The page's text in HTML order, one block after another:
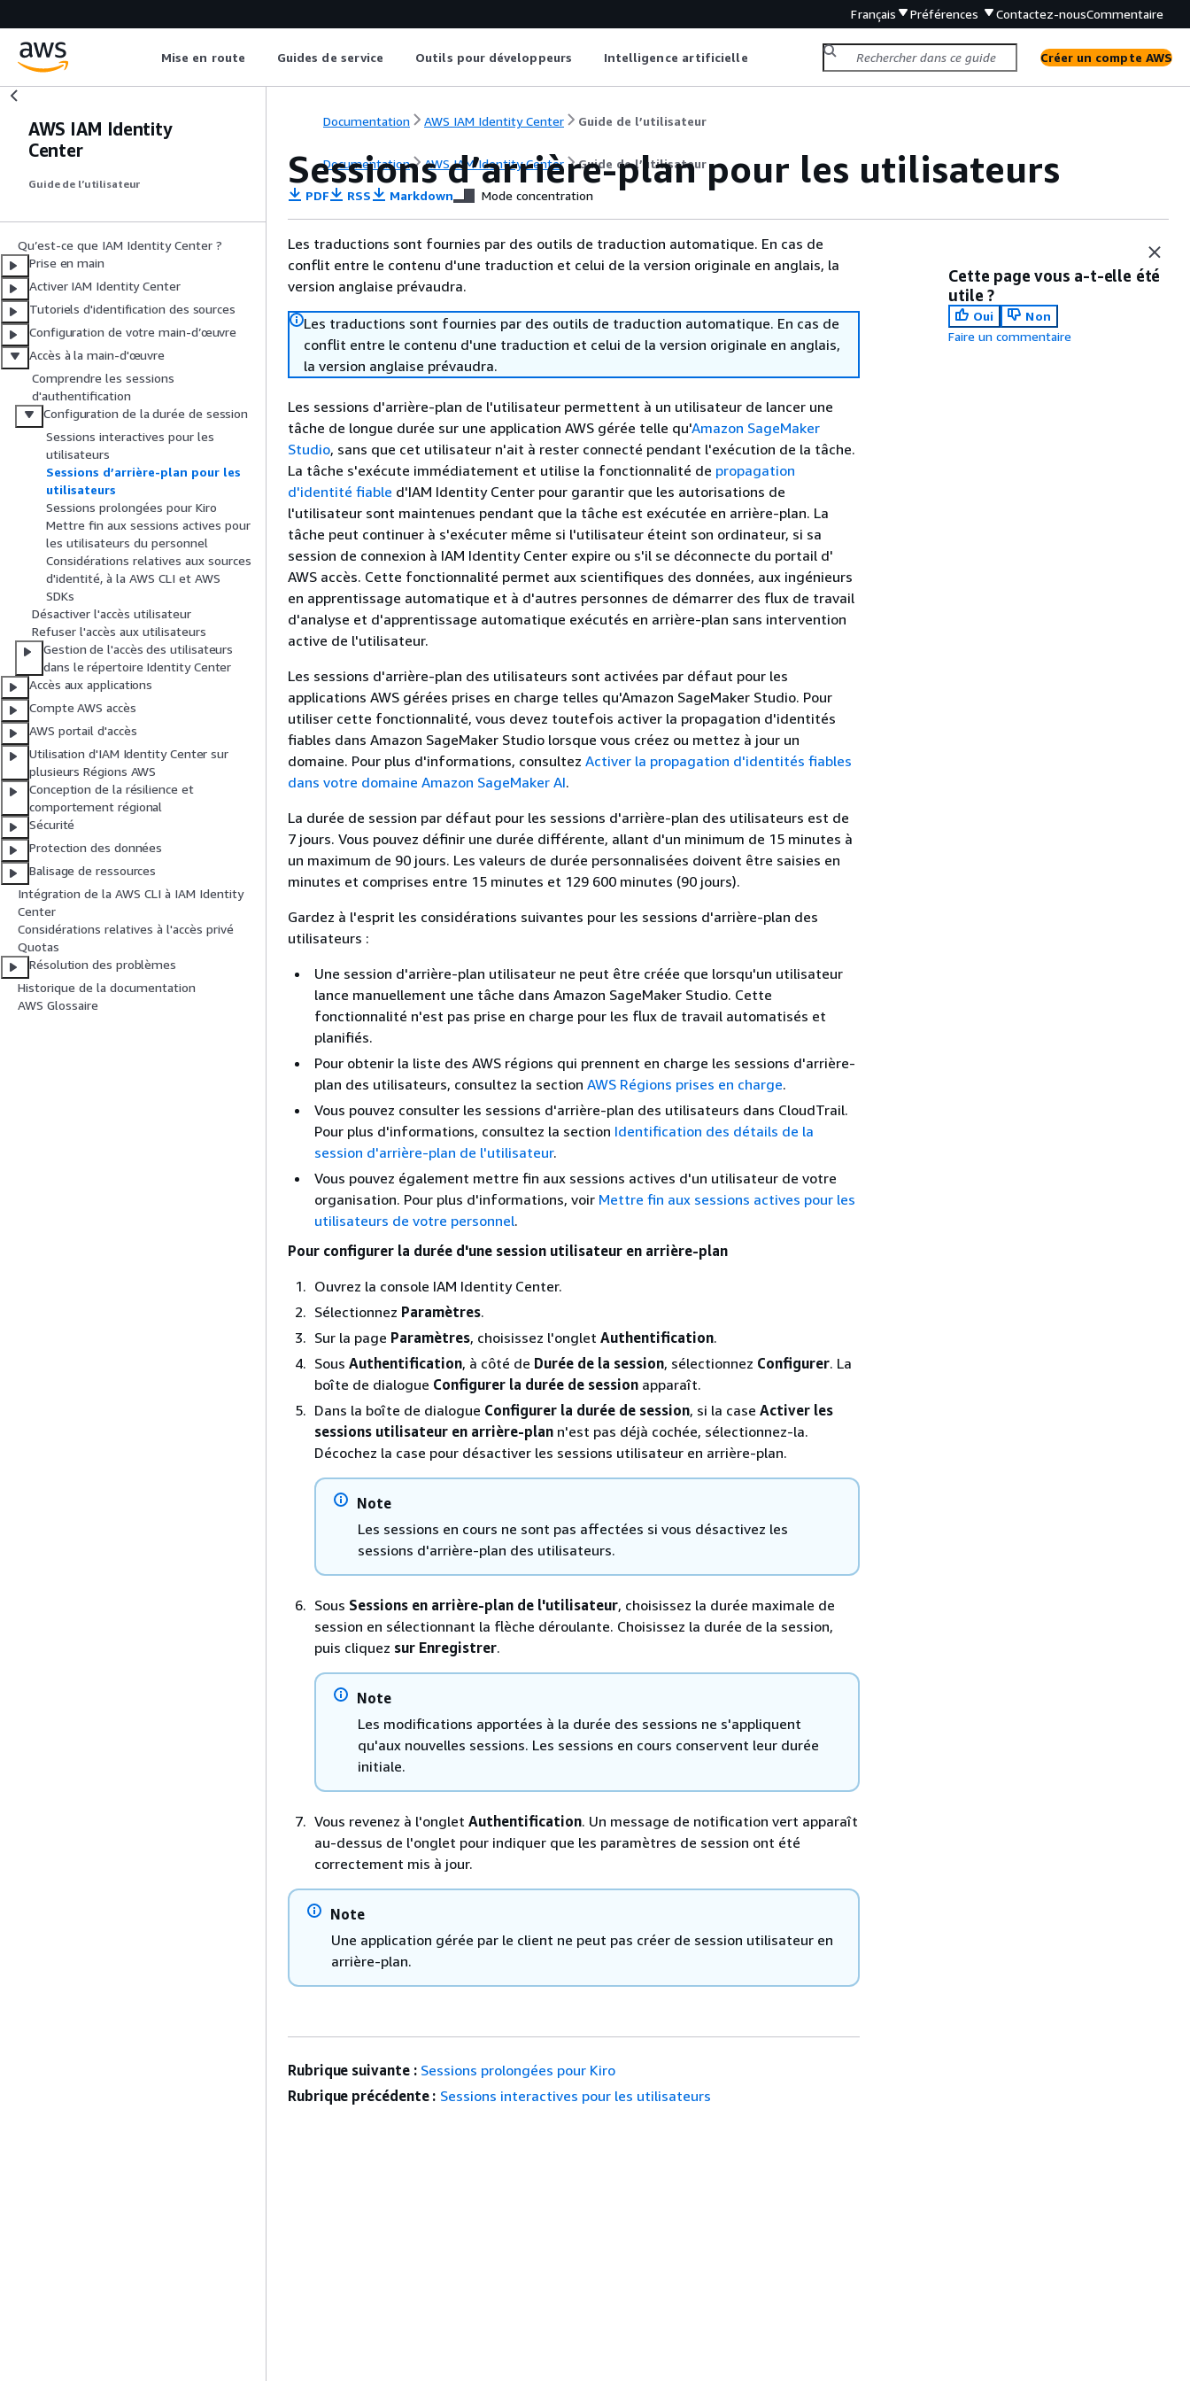
Français Préférences Contactez-nousCommentaire
Mise en route Guides de service Outils pour développeurs Intelligence artificielle Créer un compte AWS
AWS IAM Identity
Center
Guide de l’utilisateur
Qu’est-ce que IAM Identity Center ?
Prise en main
Activer IAM Identity Center
Tutoriels d'identification des sources
Configuration de votre main-d’œuvre
Accès à la main-d'œuvre
Comprendre les sessions
d'authentification
Configuration de la durée de session
Sessions interactives pour les
utilisateurs
Sessions d’arrière-plan pour les
utilisateurs
Sessions prolongées pour Kiro
Mettre fin aux sessions actives pour
les utilisateurs du personnel
Considérations relatives aux sources
d'identité, à la AWS CLI et AWS
SDKs
Désactiver l'accès utilisateur
Refuser l'accès aux utilisateurs
Gestion de l'accès des utilisateurs
dans le répertoire Identity Center
Accès aux applications
Compte AWS accès
AWS portail d'accès
Utilisation d'IAM Identity Center sur
plusieurs Régions AWS
Conception de la résilience et
comportement régional
Sécurité
Protection des données
Balisage de ressources
Intégration de la AWS CLI à IAM Identity
Center
Considérations relatives à l'accès privé
Quotas
Résolution des problèmes
Historique de la documentation
AWS Glossaire
Documentation AWS IAM Identity Center Guide de l’utilisateur
Documentation AWS IAM Identity Center Guide de l’utilisateur
Sessions d’arrière-plan pour les utilisateurs
PDF RSS Markdown Mode concentration
Les traductions sont fournies par des outils de traduction automatique. En cas de
conflit entre le contenu d'une traduction et celui de la version originale en anglais, la
version anglaise prévaudra.
Les traductions sont fournies par des outils de traduction automatique. En cas de
conflit entre le contenu d'une traduction et celui de la version originale en anglais,
la version anglaise prévaudra.
Les sessions d'arrière-plan de l'utilisateur permettent à un utilisateur de lancer une
tâche de longue durée sur une application AWS gérée telle qu'Amazon SageMaker
Studio, sans que cet utilisateur n'ait à rester connecté pendant l'exécution de la tâche.
La tâche s'exécute immédiatement et utilise la fonctionnalité de propagation
d'identité fiable d'IAM Identity Center pour garantir que les autorisations de
l'utilisateur sont maintenues pendant que la tâche est exécutée en arrière-plan. La
tâche peut continuer à s'exécuter même si l'utilisateur éteint son ordinateur, si sa
session de connexion à IAM Identity Center expire ou s'il se déconnecte du portail d'
AWS accès. Cette fonctionnalité permet aux scientifiques des données, aux ingénieurs
en apprentissage automatique et à d'autres personnes de démarrer des flux de travail
d'analyse et d'apprentissage automatique exécutés en arrière-plan sans intervention
active de l'utilisateur.
Les sessions d'arrière-plan des utilisateurs sont activées par défaut pour les
applications AWS gérées prises en charge telles qu'Amazon SageMaker Studio. Pour
utiliser cette fonctionnalité, vous devez toutefois activer la propagation d'identités
fiables dans Amazon SageMaker Studio lorsque vous créez ou mettez à jour un
domaine. Pour plus d'informations, consultez Activer la propagation d'identités fiables
dans votre domaine Amazon SageMaker AI.
La durée de session par défaut pour les sessions d'arrière-plan des utilisateurs est de
7 jours. Vous pouvez définir une durée différente, allant d'un minimum de 15 minutes à
un maximum de 90 jours. Les valeurs de durée personnalisées doivent être saisies en
minutes et comprises entre 15 minutes et 129 600 minutes (90 jours).
Gardez à l'esprit les considérations suivantes pour les sessions d'arrière-plan des
utilisateurs :
Une session d'arrière-plan utilisateur ne peut être créée que lorsqu'un utilisateur
lance manuellement une tâche dans Amazon SageMaker Studio. Cette
fonctionnalité n'est pas prise en charge pour les flux de travail automatisés et
planifiés.
Pour obtenir la liste des AWS régions qui prennent en charge les sessions d'arrière-
plan des utilisateurs, consultez la section AWS Régions prises en charge.
Vous pouvez consulter les sessions d'arrière-plan des utilisateurs dans CloudTrail.
Pour plus d'informations, consultez la section Identification des détails de la
session d'arrière-plan de l'utilisateur.
Vous pouvez également mettre fin aux sessions actives d'un utilisateur de votre
organisation. Pour plus d'informations, voir Mettre fin aux sessions actives pour les
utilisateurs de votre personnel.
Pour configurer la durée d'une session utilisateur en arrière-plan
Ouvrez la console IAM Identity Center.
Sélectionnez Paramètres.
Sur la page Paramètres, choisissez l'onglet Authentification.
Sous Authentification, à côté de Durée de la session, sélectionnez Configurer. La
boîte de dialogue Configurer la durée de session apparaît.
Dans la boîte de dialogue Configurer la durée de session, si la case Activer les
sessions utilisateur en arrière-plan n'est pas déjà cochée, sélectionnez-la.
Décochez la case pour désactiver les sessions utilisateur en arrière-plan.
Note
Les sessions en cours ne sont pas affectées si vous désactivez les
sessions d'arrière-plan des utilisateurs.
Sous Sessions en arrière-plan de l'utilisateur, choisissez la durée maximale de
session en sélectionnant la flèche déroulante. Choisissez la durée de la session,
puis cliquez sur Enregistrer.
Note
Les modifications apportées à la durée des sessions ne s'appliquent
qu'aux nouvelles sessions. Les sessions en cours conservent leur durée
initiale.
Vous revenez à l'onglet Authentification. Un message de notification vert apparaît
au-dessus de l'onglet pour indiquer que les paramètres de session ont été
correctement mis à jour.
Note
Une application gérée par le client ne peut pas créer de session utilisateur en
arrière-plan.
Cette page vous a-t-elle été
utile ?
Oui
Non
Faire un commentaire
Rubrique suivante : Sessions prolongées pour Kiro
Rubrique précédente : Sessions interactives pour les utilisateurs